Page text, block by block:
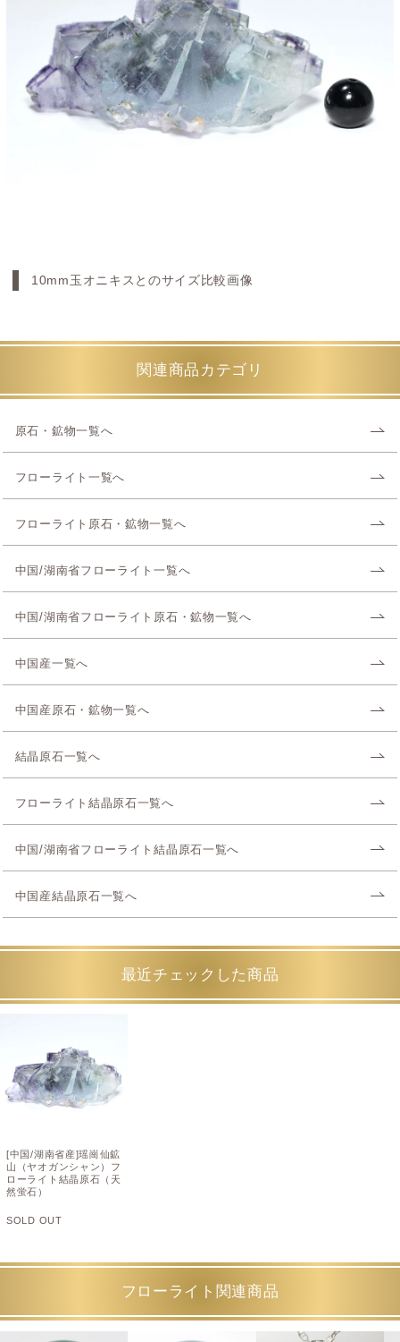
10mm玉オニキスとのサイズ比較画像
関連商品カテゴリ
原石・鉱物一覧へ
フローライト一覧へ
フローライト原石・鉱物一覧へ
中国/湖南省フローライト一覧へ
中国/湖南省フローライト原石・鉱物一覧へ
中国産一覧へ
中国産原石・鉱物一覧へ
結晶原石一覧へ
フローライト結晶原石一覧へ
中国/湖南省フローライト結晶原石一覧へ
中国産結晶原石一覧へ
最近チェックした商品
[中国/湖南省産]瑶崗仙鉱
山（ヤオガンシャン）フ
ローライト結晶原石（天
然蛍石）
SOLD OUT
フローライト関連商品